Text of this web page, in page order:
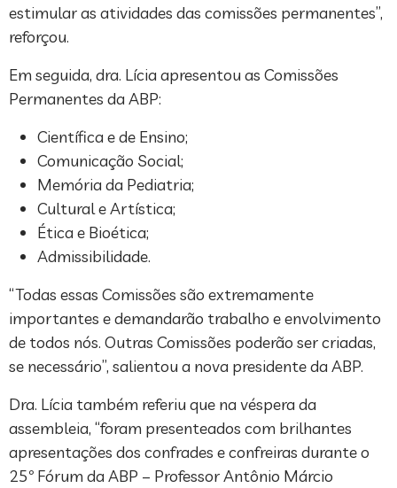
estimular as atividades das comissões permanentes”,
reforçou.
Em seguida, dra. Lícia apresentou as Comissões
Permanentes da ABP:
Científica e de Ensino;
Comunicação Social;
Memória da Pediatria;
Cultural e Artística;
Ética e Bioética;
Admissibilidade.
“Todas essas Comissões são extremamente
importantes e demandarão trabalho e envolvimento
de todos nós. Outras Comissões poderão ser criadas,
se necessário”, salientou a nova presidente da ABP.
Dra. Lícia também referiu que na véspera da
assembleia, “foram presenteados com brilhantes
apresentações dos confrades e confreiras durante o
25º Fórum da ABP – Professor Antônio Márcio